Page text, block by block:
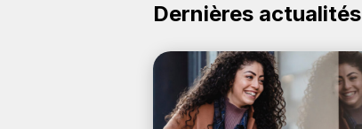
Dernières actualités